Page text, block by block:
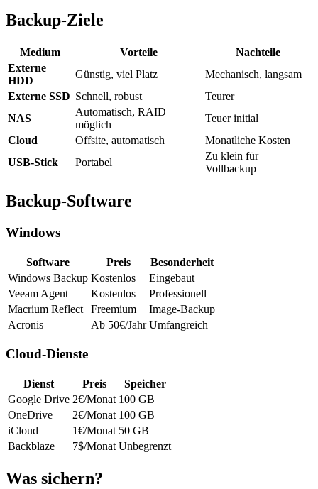
Backup-Ziele
Medium Vorteile
Nachteile
Externe
HDD
Günstig, viel Platz
Mechanisch, langsam
Externe SSD Schnell, robust
Teurer
NAS
Automatisch, RAID
möglich
Teuer initial
Cloud
Offsite, automatisch
Monatliche Kosten
USB-Stick
Portabel
Zu klein für
Vollbackup
Backup-Software
Windows
Software Preis
Besonderheit
Windows Backup Kostenlos
Eingebaut
Veeam Agent
Kostenlos
Professionell
Macrium Reflect
Freemium
Image-Backup
Acronis
Ab 50€/Jahr Umfangreich
Cloud-Dienste
Dienst Preis
Speicher
Google Drive 2€/Monat 100 GB
OneDrive
2€/Monat 100 GB
iCloud
1€/Monat 50 GB
Backblaze
7$/Monat Unbegrenzt
Was sichern?